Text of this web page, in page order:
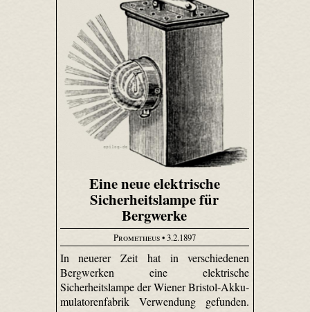
Eine neue elektrische
Sicherheitslampe für
Bergwerke
Prometheus• 3.2.1897
In neuerer Zeit hat in verschiedenen
Bergwerken eine elektrische
Sicherheitslampe der Wiener Bristol-Akku­
mulatoren­fabrik Verwendung gefunden.